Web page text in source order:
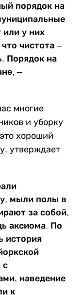
порядок на
или у них
чистота –
Порядок на
–
многие
и уборку
хороший
утверждает
мыли полы в
за собой,
аксиома. По
история
с
наведение
к